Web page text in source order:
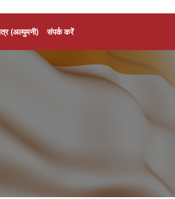
(अल्युमनी) संपर्क करें